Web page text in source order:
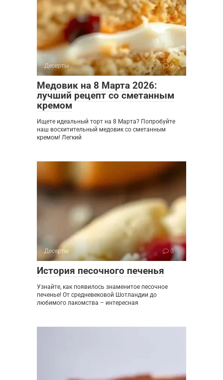
Десерты 0
Медовик на 8 Марта 2026:
лучший рецепт со сметанным
кремом
Ищете идеальный торт на 8 Марта? Попробуйте
наш восхитительный медовик со сметанным
кремом! Легкий
Десерты 0
История песочного печенья
Узнайте, как появилось знаменитое песочное
печенье! От средневековой Шотландии до
любимого лакомства – интересная